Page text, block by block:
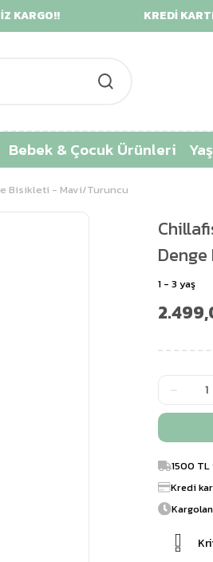
KREDİ
Bebek & Çocuk Ürünleri
Bisikleti - Mavi/Turuncu
1 - 3 yaş
1500
Kredi